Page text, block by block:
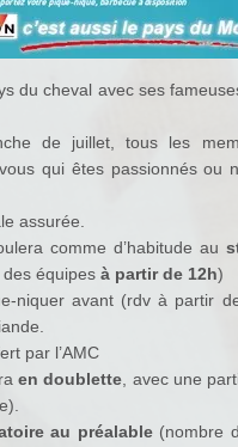
du cheval avec ses
de juillet, tous les
qui êtes passionnés ou
assurée.
comme d’habitude au
équipes à partir de 12h)
niquer avant (rdv à partir
par l’AMC
en doublette , avec une
au préalable(nombre